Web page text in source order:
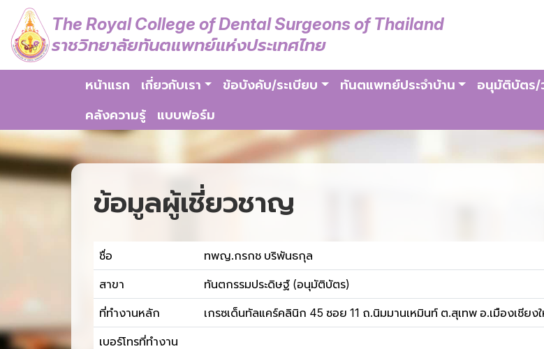
The Royal College of Dental Surgeons of Thailand
ราชวิทยาลัยทันตแพทย์แห่งประเทศไทย
หน้าแรก เกี่ยวกับเรา ข้อบังคับ/ระเบียบ ทันตแพทย์ประจำบ้าน อนุมัติบัตร
คลังความรู้ แบบฟอร์ม
ข้อมูลผู้เชี่ยวชาญ
ชื่อ ทพญ.กรกช บริพันธกุล
สาขา ทันตกรรมประดิษฐ์ (อนุมัติบัตร)
ที่ทำงานหลัก เกรซเด็นทัลแคร์คลินิก 45 ซอย 11 ถ.นิมมานเหมินท์ ต.สุเทพ อ.เมืองเชียง
เบอร์โทรที่ทำงาน